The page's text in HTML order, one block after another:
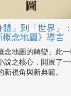
體」到「世界」
概念地圖》導言
念地圖的轉變」此一
說之核心，開展了
新視角與新典範。